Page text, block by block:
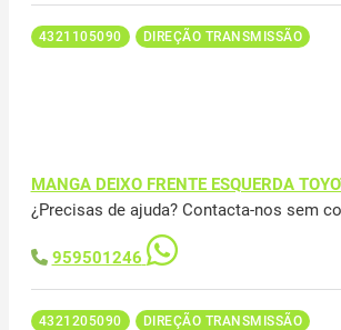
4321105090 DIREÇÃO TRANSMISSÃO
MANGA DEIXO FRENTE ESQUERDA
¿Precisas de ajuda? Contacta-nos sem
959501246
4321205090 DIREÇÃO TRANSMISSÃO